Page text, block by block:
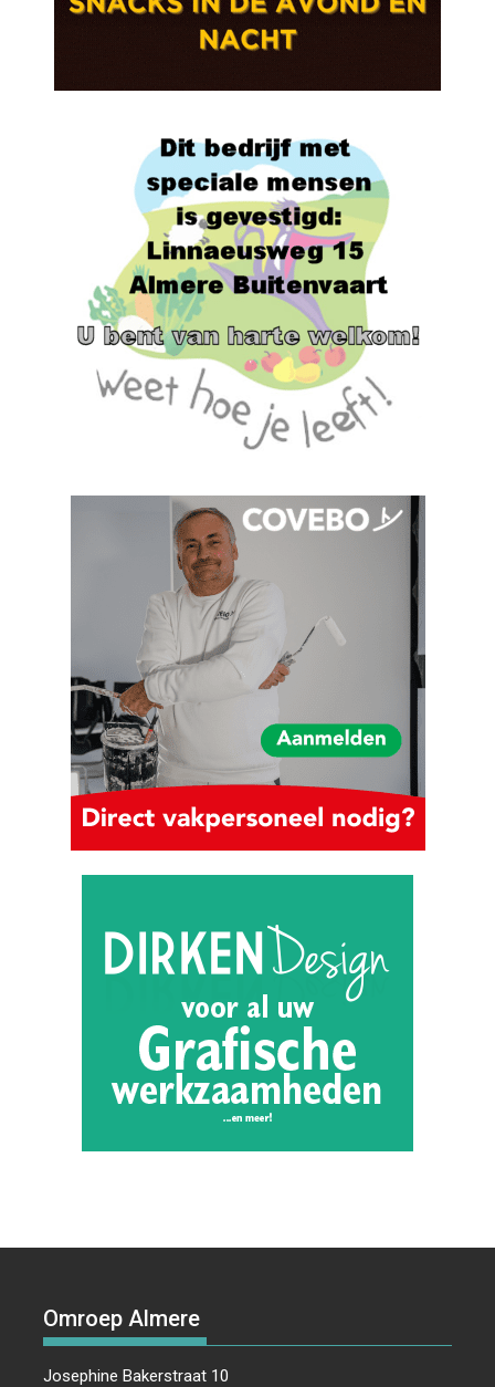
Omroep Almere
Josephine Bakerstraat 10